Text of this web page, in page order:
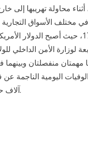
محاولة تهريبها إلى
مختلف الأسواق التجارية
الأمريكية، منذ عام 1785، حيث
آلاف حالة للمرة الأولى منذ تفشي الجائحة في الولايات المتحدة.